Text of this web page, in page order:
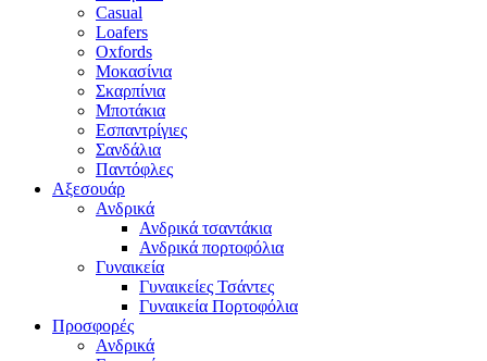
Casual
Loafers
Oxfords
Μοκασίνια
Σκαρπίνια
Μποτάκια
Εσπαντρίγιες
Σανδάλια
Παντόφλες
Αξεσουάρ
Ανδρικά
Ανδρικά τσαντάκια
Ανδρικά πορτοφόλια
Γυναικεία
Γυναικείες Τσάντες
Γυναικεία Πορτοφόλια
Προσφορές
Ανδρικά